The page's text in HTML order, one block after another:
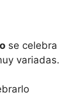
se celebra
variadas.